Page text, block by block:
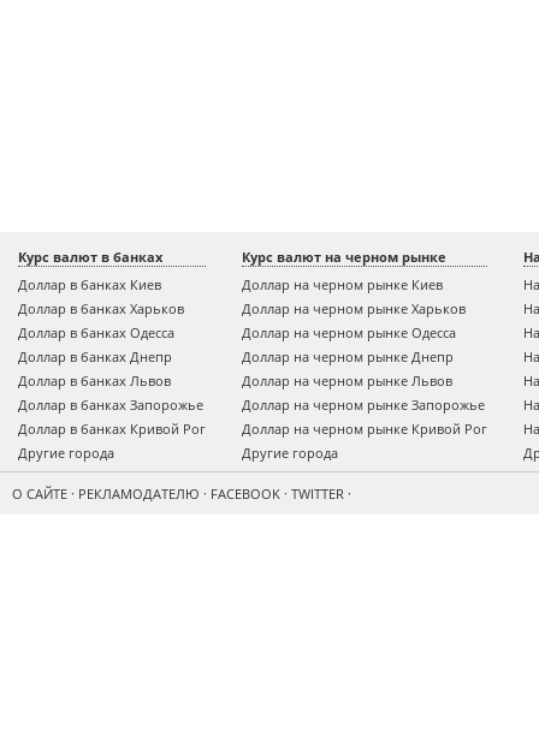
Курс валют в банках
Доллар в банках Киев
Доллар в банках Харьков
Доллар в банках Одесса
Доллар в банках Днепр
Доллар в банках Львов
Доллар в банках Запорожье
Доллар в банках Кривой Рог
Другие города
Курс валют на черном рынке
Доллар на черном рынке Киев
Доллар на черном рынке Харьков
Доллар на черном рынке Одесса
Доллар на черном рынке Днепр
Доллар на черном рынке Львов
Доллар на черном рынке Запорожье
Доллар на черном рынке Кривой Рог
Другие города
О САЙТЕ · РЕКЛАМОДАТЕЛЮ · FACEBOOK · TWITTER ·